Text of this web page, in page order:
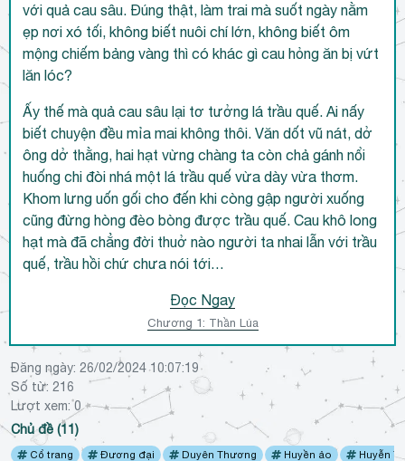
với quả cau sâu. Đúng thật, làm trai mà suốt ngày nằm
ẹp nơi xó tối, không biết nuôi chí lớn, không biết ôm
mộng chiếm bảng vàng thì có khác gì cau hỏng ăn bị vứt
lăn lóc?
Ấy thế mà quả cau sâu lại tơ tưởng lá trầu quế. Ai nấy
biết chuyện đều mỉa mai không thôi. Văn dốt vũ nát, dở
ông dở thằng, hai hạt vừng chàng ta còn chả gánh nổi
huống chi đòi nhá một lá trầu quế vừa dày vừa thơm.
Khom lưng uốn gối cho đến khi còng gập người xuống
cũng đừng hòng đèo bòng được trầu quế. Cau khô long
hạt mà đã chẳng đời thuở nào người ta nhai lẫn với trầu
quế, trầu hồi chứ chưa nói tới…
Đọc Ngay
Chương 1: Thần Lúa
Đăng ngày: 26/02/2024 10:07:19
Số từ: 216
Lượt xem:0
Chủ đề (11)
Cổ trang Đương đại Duyên Thương Huyền ảo Huyễn